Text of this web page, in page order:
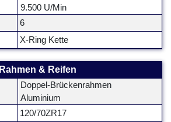
9.500 U/Min
6
X-Ring Kette
Rahmen & Reifen
Doppel-Brückenrahmen
Aluminium
120/70ZR17